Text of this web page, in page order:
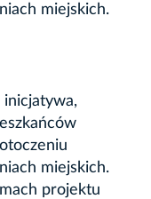
miejskich.
miejskich.
projektu